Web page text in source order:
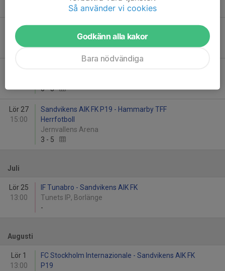
Tor 18
19:00
Sandvikens AIK FK - IK Huge
Jernvallen A-planen
1-1
0-3
Lör 27
15:00
Sandvikens AIK FK P19 - Hammarby TFF
Herrfotboll
Jernvallens Arena
3 - 5
Juli
Lör 25
13:00
IF Tunabro - Sandvikens AIK FK
Tunets IP, Borlänge
-
Augusti
Lör 1
13:00
FC Stockholm Internazionale - Sandvikens AIK FK
P19
Så använder vi cookies
Godkänn alla kakor
Bara nödvändiga